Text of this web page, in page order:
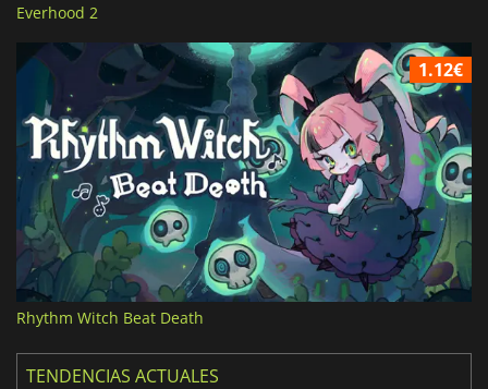
Everhood 2
1.12€
Rhythm Witch Beat Death
TENDENCIAS ACTUALES